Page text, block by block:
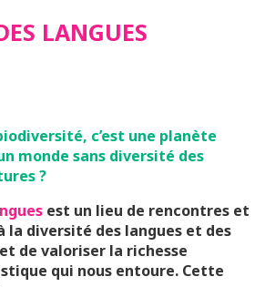
LANGUES
c’est une planète
monde sans diversité des
?
est un lieu de rencontres et
la diversité des langues et des
de valoriser la richesse
qui nous entoure. Cette